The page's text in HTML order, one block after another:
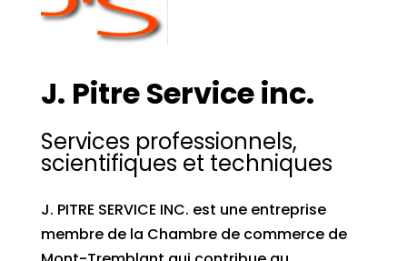
J. Pitre Service inc.
Services professionnels,
scientifiques et techniques
J. PITRE SERVICE INC. est une entreprise
membre de la Chambre de commerce de